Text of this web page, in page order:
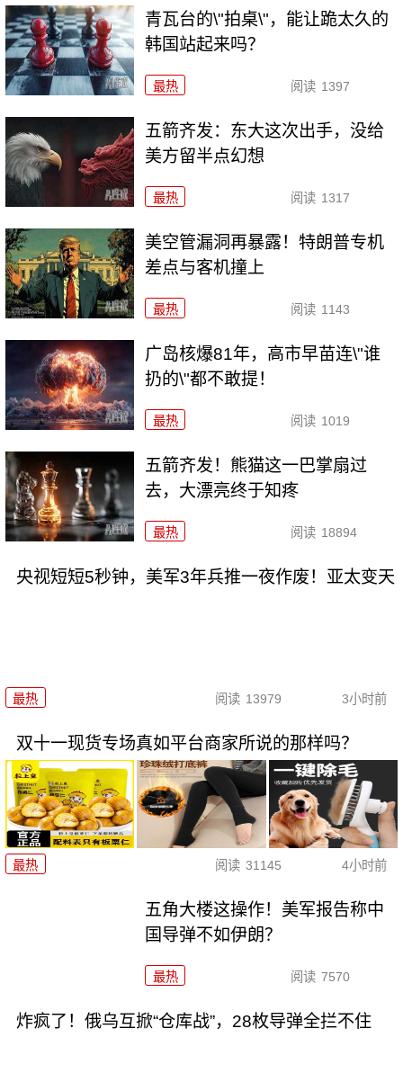
青瓦台的\"拍桌\"，能让跪太久的
韩国站起来吗？
最热 阅读 1397
五箭齐发：东大这次出手，没给
美方留半点幻想
最热 阅读 1317
美空管漏洞再暴露！特朗普专机
差点与客机撞上
最热 阅读 1143
广岛核爆81年，高市早苗连\"谁
扔的\"都不敢提！
最热 阅读 1019
五箭齐发！熊猫这一巴掌扇过
去，大漂亮终于知疼
最热 阅读 18894
央视短短5秒钟，美军3年兵推一夜作废！亚太变天
最热 阅读 13979 3小时前
双十一现货专场真如平台商家所说的那样吗？
最热 阅读 31145 4小时前
五角大楼这操作！美军报告称中
国导弹不如伊朗？
最热 阅读 7570
炸疯了！俄乌互掀“仓库战”，28枚导弹全拦不住